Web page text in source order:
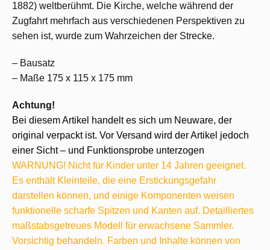
1882) weltberühmt. Die Kirche, welche während der
Zugfahrt mehrfach aus verschiedenen Perspektiven zu
sehen ist, wurde zum Wahrzeichen der Strecke.
– Bausatz
– Maße 175 x 115 x 175 mm
Achtung!
Bei diesem Artikel handelt es sich um Neuware, der
original verpackt ist. Vor Versand wird der Artikel jedoch
einer Sicht – und Funktionsprobe unterzogen
WARNUNG! Nicht für Kinder unter 14 Jahren geeignet.
Es enthält Kleinteile, die eine Erstickungsgefahr
darstellen können, und einige Komponenten weisen
funktionelle scharfe Spitzen und Kanten auf. Detailliertes
maßstabsgetreues Modell für erwachsene Sammler.
Vorsichtig behandeln. Farben und Inhalte können von